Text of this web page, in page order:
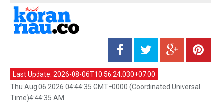
Last Update: 2026-08-06T10:56:24.030+07:00
Thu Aug 06 2026 04:44:35 GMT+0000 (Coordinated Universal
Time)4:44:35 AM